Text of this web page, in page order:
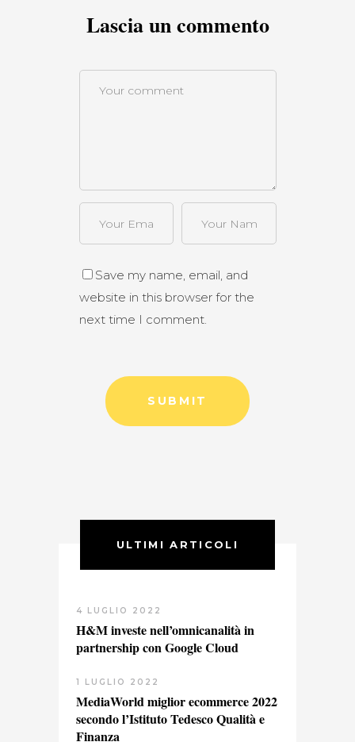
Lascia un commento
Save my name, email, and
website in this browser for the
next time I comment.
ULTIMI ARTICOLI
4 LUGLIO 2022
H&M investe nell’omnicanalità in
partnership con Google Cloud
1 LUGLIO 2022
MediaWorld miglior ecommerce 2022
secondo l’Istituto Tedesco Qualità e
Finanza